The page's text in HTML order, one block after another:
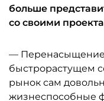
больше
со своими
—
быстрорастущем
рынок сам
жизнеспособные